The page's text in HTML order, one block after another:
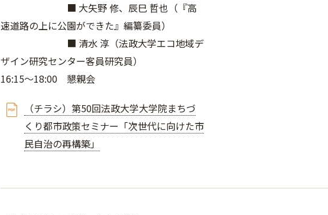
■ 大矢野 修、辰巳 哲也（『高
速道路の上に公園ができた』編纂委員）
■ 清水 淳（法政大学エコ地域デ
ザイン研究センター客員研究員）
16:15～18:00 懇親会
（チラシ）第50回法政大学大学院まちづ
くり都市政策セミナー「次世代に向けた市
民自治の再構築」